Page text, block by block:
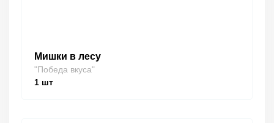
Мишки в лесу
"Победа вкуса"
1 шт